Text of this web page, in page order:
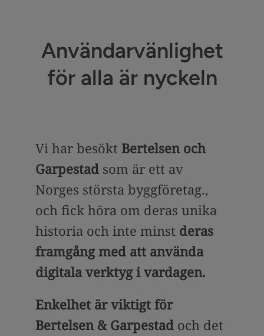
Användarvänlighet
för alla är nyckeln
Vi har besökt Bertelsen och
Garpestadsom är ett av
Norges största byggföretag.,
och fick höra om deras unika
historia och inte minst deras
framgång med att använda
digitala verktyg i vardagen.
Enkelhet är viktigt för
Bertelsen & Garpestadoch det